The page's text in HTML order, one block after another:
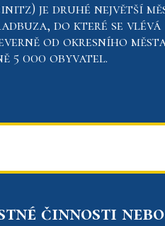
je druhé největší
do které se
od okresního
5 000 obyvatel.
činnosti